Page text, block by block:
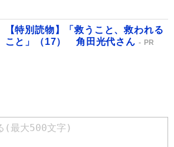
【特別読物】「救うこと、救われる
こと」（17） 角田光代さん
PR